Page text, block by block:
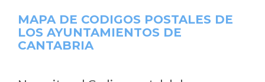
MAPA DE CODIGOS POSTALES DE
LOS AYUNTAMIENTOS DE
CANTABRIA